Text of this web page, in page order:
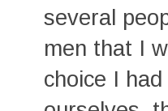
several
men that I
choice I